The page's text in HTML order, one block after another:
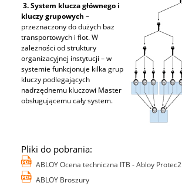
3.System klucza głównego i
kluczy grupowych –
przeznaczony do dużych baz
transportowych i flot. W
zależności od struktury
organizacyjnej instytucji – w
systemie funkcjonuje kilka grup
kluczy podlegających
nadrzędnemu kluczowi Master
obsługującemu cały system.
Pliki do pobrania:
ABLOY Ocena techniczna ITB - Abloy Protec2
ABLOY Broszury